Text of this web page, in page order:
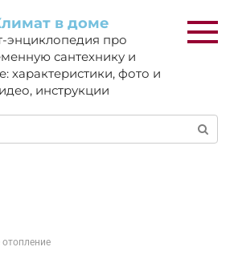
в доме
энциклопедия про
сантехнику и
характеристики, фото и
инструкции